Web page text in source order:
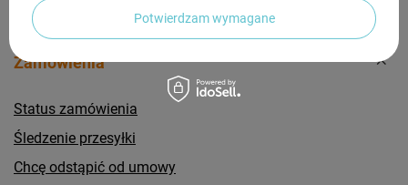
Zamówienia
Status zamówienia
Śledzenie przesyłki
Chcę odstąpić od umowy
Potwierdzam wymagane